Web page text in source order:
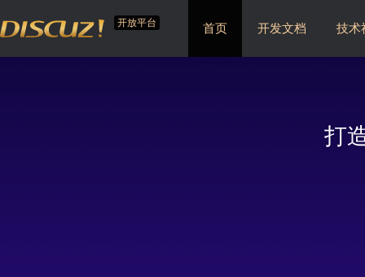
开放平台 首页 开发文档 技术
打